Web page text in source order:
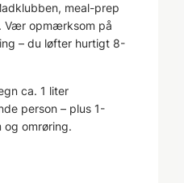
meal-prep
Vær opmærksom på
– du løfter hurtigt 8-
ca. 1 liter
person – plus 1-
og omrøring.